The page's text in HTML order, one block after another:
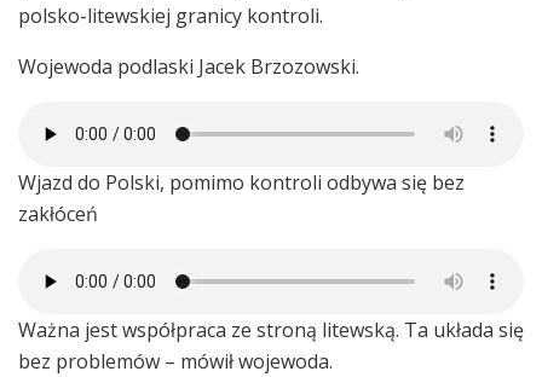
polsko-litewskiej granicy kontroli.
Wojewoda podlaski Jacek Brzozowski.
Wjazd do Polski, pomimo kontroli odbywa się bez
zakłóceń
Ważna jest współpraca ze stroną litewską. Ta układa się
bez problemów – mówił wojewoda.